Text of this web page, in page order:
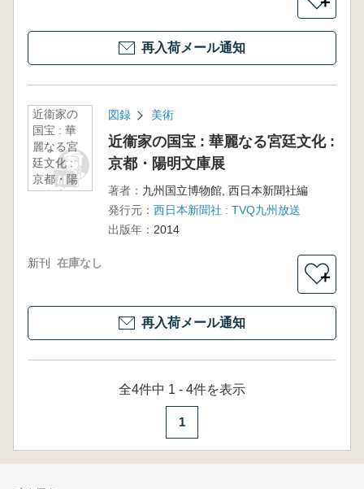
再入荷メール通知
近衞家の
国宝 : 華
麗なる宮
廷文化 :
京都・陽
明文庫展
図録 美術
近衞家の国宝 : 華麗なる宮廷文化 :
京都・陽明文庫展
著者： 九州国立博物館, 西日本新聞社編
発行元： 西日本新聞社 : TVQ九州放送
出版年： 2014
新刊 在庫なし
＋
再入荷メール通知
全4件中 1 - 4件を表示
1